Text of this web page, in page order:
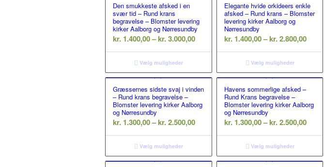
Den smukkeste afsked i en
svær tid – Rund krans
begravelse – Blomster levering
kirker Aalborg og Nørresundby
kr. 1.400,00– kr.3.000,00Prisinterval:
kr. 1.400,00
kr. 3.000,00
Vælg muligheder
Elegante hvide orkideers enkle
afsked – Rund krans – Blomster
levering kirker Aalborg og
Nørresundby
kr.1.400,00– kr.2.800,00
kr.
kr.
Vælg muligheder
Græssernes sidste svaj i vinden
– Rund krans begravelse –
Blomster levering kirker Aalborg
og Nørresundby
kr. 1.300,00– kr.2.500,00Prisinterval:
kr. 1.300,00
kr. 2.500,00
Vælg muligheder
Havens sommerlige afsked –
Rund Krans begravelse –
Blomster levering kirker Aalborg
og Nørresundby
kr.1.300,00– kr.2.500,00
kr.
kr.
Vælg muligheder